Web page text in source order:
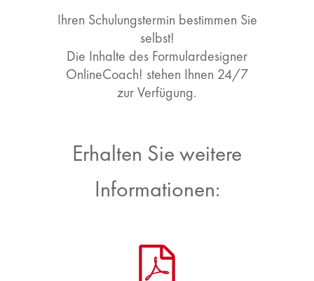
Ihren Schulungstermin bestimmen Sie
selbst!
Die Inhalte des Formulardesigner
OnlineCoach! stehen Ihnen 24/7
zur Verfügung.
Erhalten Sie weitere
Informationen: